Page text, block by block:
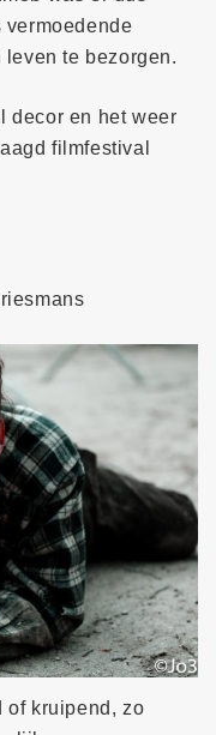
vermoedende
te bezorgen.
decor en het weer
filmfestival
of kruipend, zo